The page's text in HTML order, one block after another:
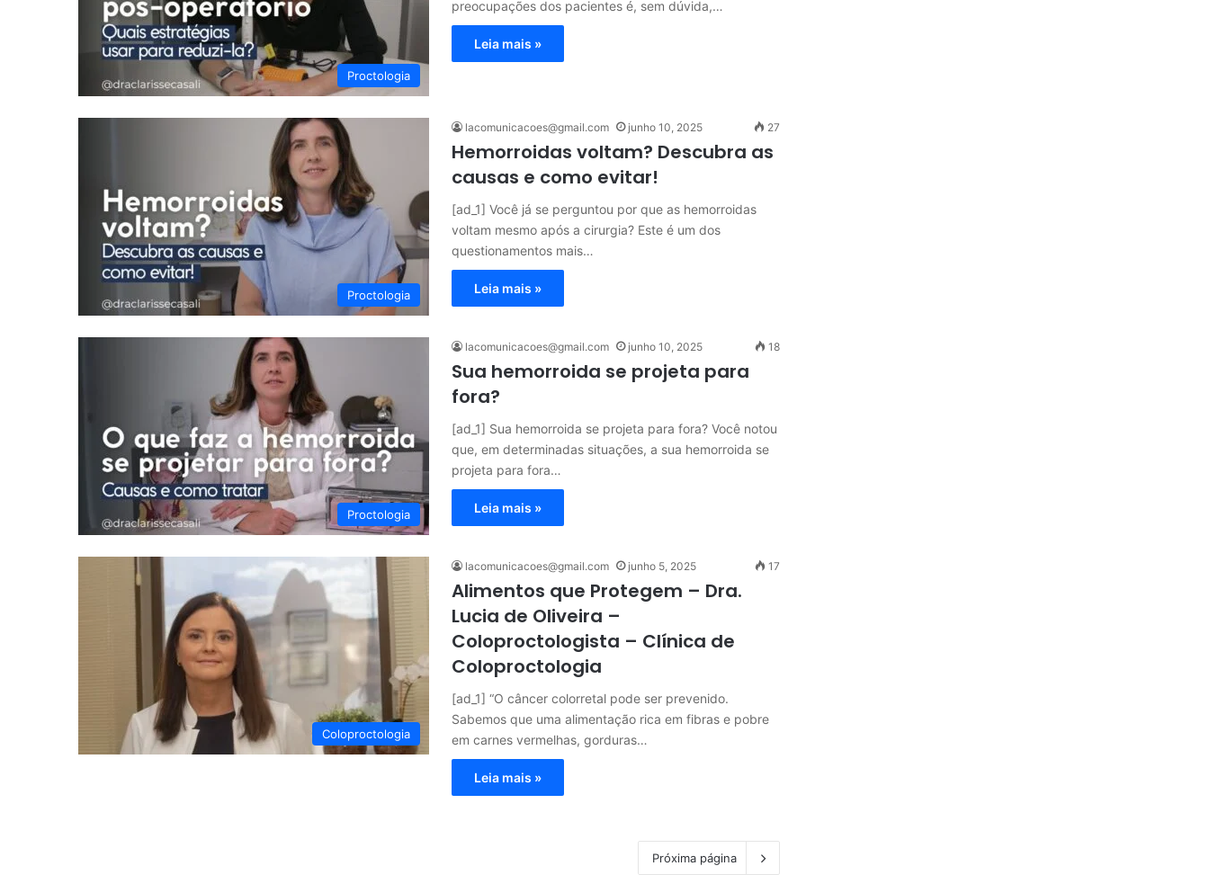
Proctologia
preocupações dos pacientes é, sem dúvida,…
Leia mais »
Proctologia
lacomunicacoes@gmail.com junho 10, 2025 27
Hemorroidas voltam? Descubra as
causas e como evitar!
[ad_1] Você já se perguntou por que as hemorroidas
voltam mesmo após a cirurgia? Este é um dos
questionamentos mais…
Leia mais »
Proctologia
lacomunicacoes@gmail.com junho 10, 2025 18
Sua hemorroida se projeta para
fora?
[ad_1] Sua hemorroida se projeta para fora? Você notou
que, em determinadas situações, a sua hemorroida se
projeta para fora…
Leia mais »
Coloproctologia
lacomunicacoes@gmail.com junho 5, 2025 17
Alimentos que Protegem – Dra.
Lucia de Oliveira –
Coloproctologista – Clínica de
Coloproctologia
[ad_1] “O câncer colorretal pode ser prevenido.
Sabemos que uma alimentação rica em fibras e pobre
em carnes vermelhas, gorduras…
Leia mais »
Próxima página